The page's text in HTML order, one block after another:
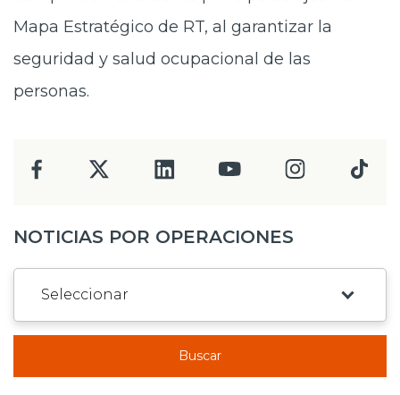
Mapa Estratégico de RT, al garantizar la
seguridad y salud ocupacional de las
personas.
NOTICIAS POR OPERACIONES
Buscar